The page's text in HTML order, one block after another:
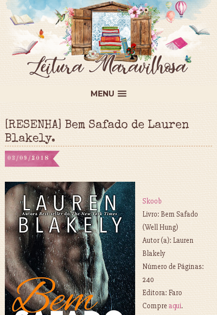
MENU
[RESENHA] Bem Safado de Lauren
Blakely.
03/09/2018
Skoob
Livro: Bem Safado
(Well Hung)
Autor (a): Lauren
Blakely
Número de Páginas:
240
Editora: Faro
Compreaqui.